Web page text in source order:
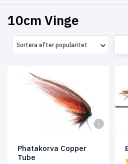
10cm Vinge
Sortera efter popularitet
Phatakorva Copper
Tube